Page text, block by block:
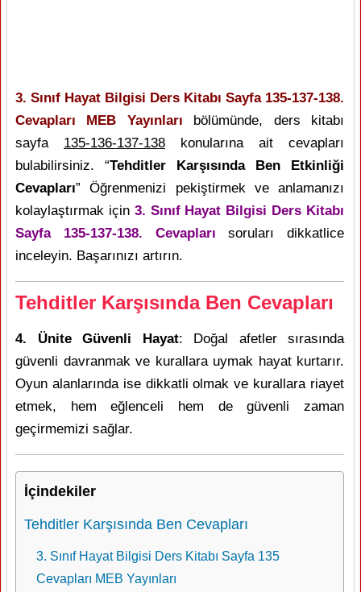
3. Sınıf Hayat Bilgisi Ders Kitabı Sayfa 135-137-138.
Cevapları MEB Yayınları bölümünde, ders kitabı
sayfa 135-136-137-138 konularına ait cevapları
bulabilirsiniz. “Tehditler Karşısında Ben Etkinliği
Cevapları” Öğrenmenizi pekiştirmek ve anlamanızı
kolaylaştırmak için 3. Sınıf Hayat Bilgisi Ders Kitabı
Sayfa 135-137-138. Cevapları soruları dikkatlice
inceleyin. Başarınızı artırın.
Tehditler Karşısında Ben Cevapları
4. Ünite Güvenli Hayat: Doğal afetler sırasında
güvenli davranmak ve kurallara uymak hayat kurtarır.
Oyun alanlarında ise dikkatli olmak ve kurallara riayet
etmek, hem eğlenceli hem de güvenli zaman
geçirmemizi sağlar.
İçindekiler
Tehditler Karşısında Ben Cevapları
3. Sınıf Hayat Bilgisi Ders Kitabı Sayfa 135
Cevapları MEB Yayınları